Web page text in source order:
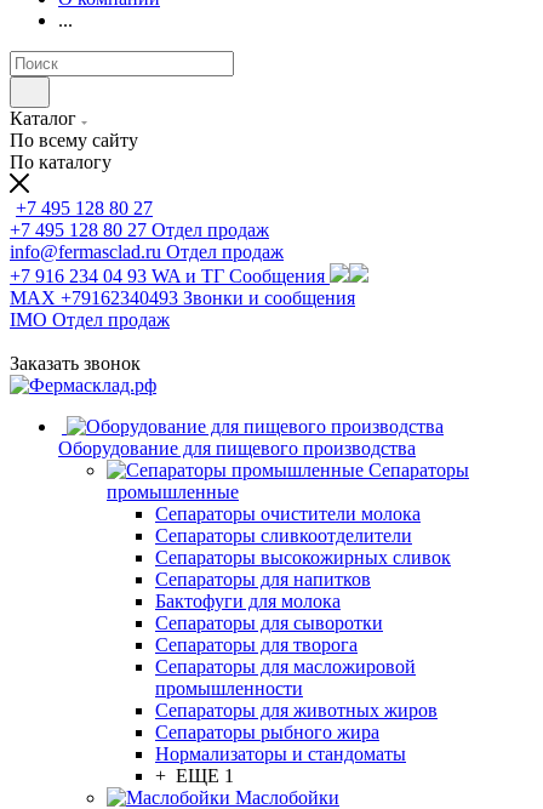
...
Каталог
По всему сайту
По каталогу
+7 495 128 80 27
+7 495 128 80 27 Отдел продаж
info@fermasclad.ru Отдел продаж
+7 916 234 04 93 WA и ТГ Сообщения
MAX +79162340493 Звонки и сообщения
IMO Отдел продаж
Заказать звонок
Оборудование для пищевого производства
Сепараторы
промышленные
Сепараторы очистители молока
Сепараторы сливкоотделители
Сепараторы высокожирных сливок
Сепараторы для напитков
Бактофуги для молока
Сепараторы для сыворотки
Сепараторы для творога
Сепараторы для масложировой
промышленности
Сепараторы для животных жиров
Сепараторы рыбного жира
Нормализаторы и стандоматы
+ ЕЩЕ 1
Маслобойки